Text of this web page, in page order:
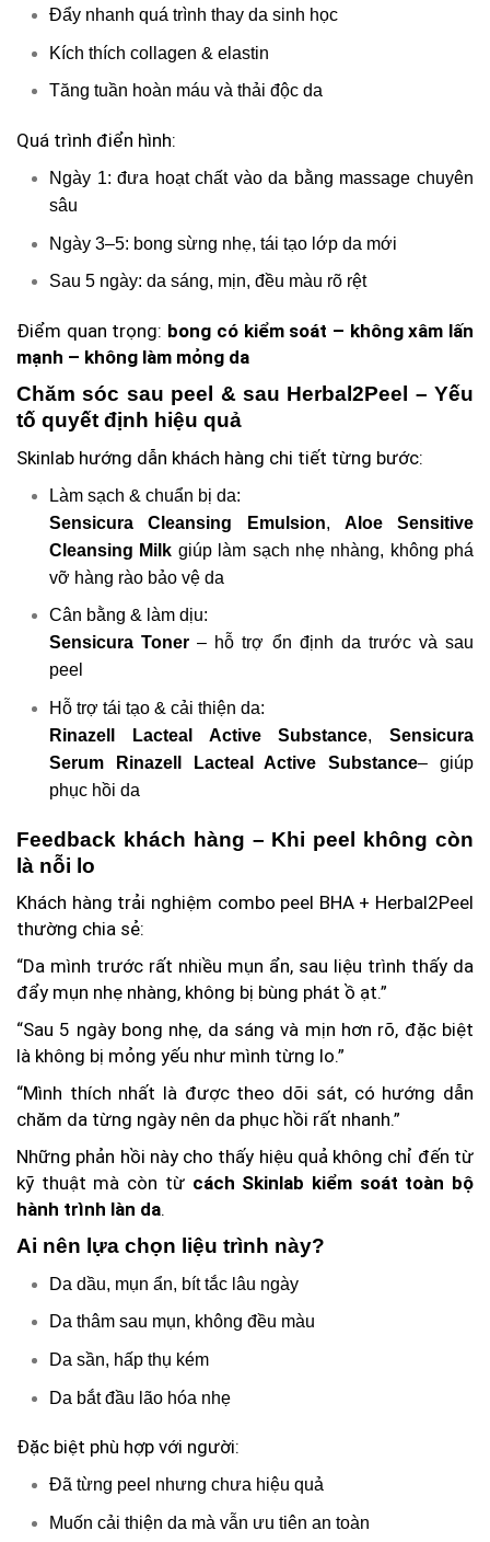
Đẩy nhanh quá trình thay da sinh học
Kích thích collagen & elastin
Tăng tuần hoàn máu và thải độc da
Quá trình điển hình:
Ngày 1: đưa hoạt chất vào da bằng massage chuyên
sâu
Ngày 3–5: bong sừng nhẹ, tái tạo lớp da mới
Sau 5 ngày: da sáng, mịn, đều màu rõ rệt
Điểm quan trọng: bong có kiểm soát – không xâm lấn
mạnh – không làm mỏng da
Chăm sóc sau peel & sau Herbal2Peel – Yếu
tố quyết định hiệu quả
Skinlab hướng dẫn khách hàng chi tiết từng bước:
Làm sạch & chuẩn bị da:
Sensicura Cleansing Emulsion, Aloe Sensitive
Cleansing Milk giúp làm sạch nhẹ nhàng, không phá
vỡ hàng rào bảo vệ da
Cân bằng & làm dịu:
Sensicura Toner – hỗ trợ ổn định da trước và sau
peel
Hỗ trợ tái tạo & cải thiện da:
Rinazell Lacteal Active Substance, Sensicura
Serum
Rinazell Lacteal Active Substance– giúp
phục hồi da
Feedback khách hàng – Khi peel không còn
là nỗi lo
Khách hàng trải nghiệm combo peel BHA + Herbal2Peel
thường chia sẻ:
“Da mình trước rất nhiều mụn ẩn, sau liệu trình thấy da
đẩy mụn nhẹ nhàng, không bị bùng phát ồ ạt.”
“Sau 5 ngày bong nhẹ, da sáng và mịn hơn rõ, đặc biệt
là không bị mỏng yếu như mình từng lo.”
“Mình thích nhất là được theo dõi sát, có hướng dẫn
chăm da từng ngày nên da phục hồi rất nhanh.”
Những phản hồi này cho thấy hiệu quả không chỉ đến từ
kỹ thuật mà còn từ cách Skinlab kiểm soát toàn bộ
hành trình làn da.
Ai nên lựa chọn liệu trình này?
Da dầu, mụn ẩn, bít tắc lâu ngày
Da thâm sau mụn, không đều màu
Da sần, hấp thụ kém
Da bắt đầu lão hóa nhẹ
Đặc biệt phù hợp với người:
Đã từng peel nhưng chưa hiệu quả
Muốn cải thiện da mà vẫn ưu tiên an toàn